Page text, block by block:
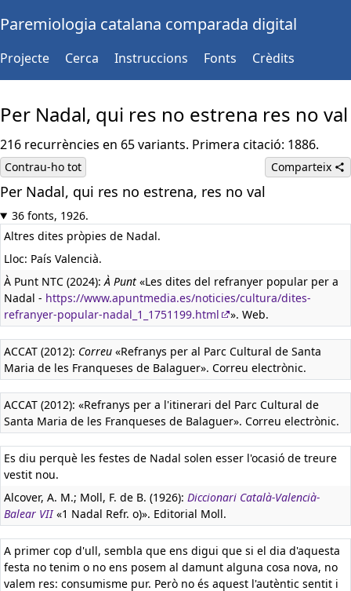
Paremiologia catalana comparada digital
Projecte Cerca Instruccions Fonts Crèdits
Per Nadal, qui res no estrena res no val
216 recurrències en 65 variants. Primera citació: 1886.
Contrau-ho tot Comparteix
Per Nadal, qui res no estrena, res no val
36 fonts, 1926.
Altres dites pròpies de Nadal.
Lloc: País Valencià.
À Punt NTC (2024):À Punt «Les dites del refranyer popular per a
Nadal - https://www.apuntmedia.es/noticies/cultura/dites-
refranyer-popular-nadal_1_1751199.html
». Web.
ACCAT (2012): Correu «Refranys per al Parc Cultural de Santa
Maria de les Franqueses de Balaguer». Correu electrònic.
ACCAT (2012): «Refranys per a l'itinerari del Parc Cultural de
Santa Maria de les Franqueses de Balaguer». Correu electrònic.
Es diu perquè les festes de Nadal solen esser l'ocasió de treure
vestit nou.
Alcover, A. M.; Moll, F. de B. (1926): Diccionari Català-Valencià-
Balear VII«1 Nadal Refr. o)». Editorial Moll.
A primer cop d'ull, sembla que ens digui que si el dia d'aquesta
festa no tenim o no ens posem al damunt alguna cosa nova, no
valem res: consumisme pur. Però no és aquest l'autèntic sentit i